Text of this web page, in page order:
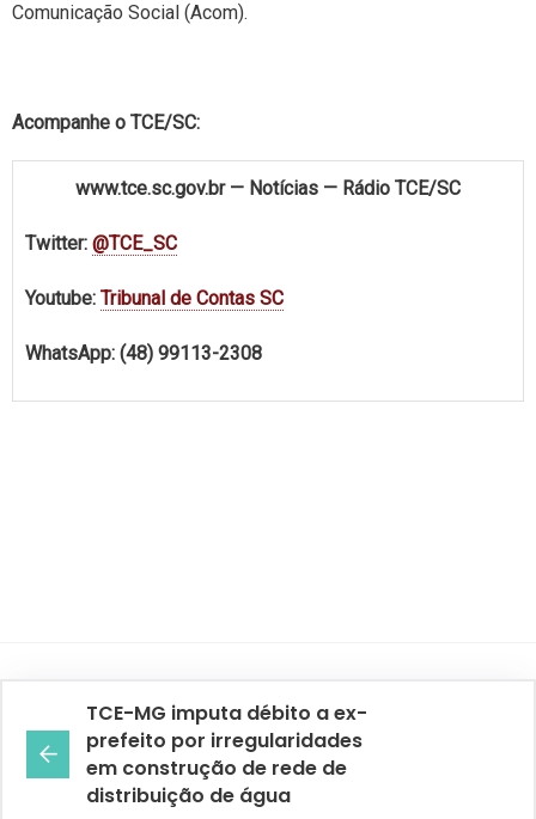
Comunicação Social (Acom).
Acompanhe o TCE/SC:
www.tce.sc.gov.br— Notícias — Rádio TCE/SC
Twitter: @TCE_SC
Youtube: Tribunal de Contas SC
WhatsApp: (48) 99113-2308
TCE-MG imputa débito a ex-
prefeito por irregularidades
em construção de rede de
distribuição de água